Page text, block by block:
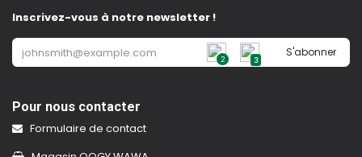
Inscrivez-vous à notre newsletter !
2 3
S'abonner
Pour nous contacter
Formulaire de contact